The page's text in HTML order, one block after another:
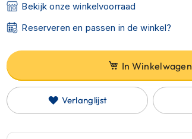
Bekijk onze winkelvoorraad
Reserveren en passen in de winkel?
In Winkelwagen
Verlanglijst